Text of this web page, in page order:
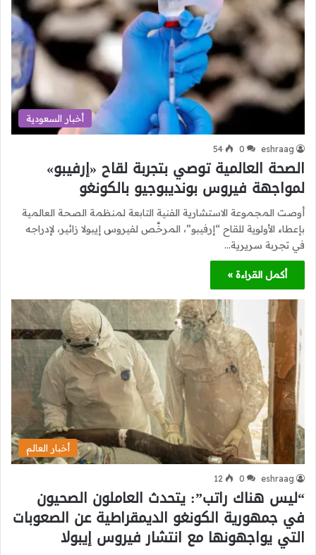
أخبار السعودية
eshraag
0
54
الصحة العالمية توصي بتجربة لقاح «إرفيبو»
لمواجهة فيروس بونديبوجيو بالكونغو
أوصت المجموعة الاستشارية الفنية التابعة لمنظمة الصحة العالمية
بإعطاء الأولوية للقاح “إرفيبو”، المرخَّص لفيروس إيبولا زائير، لإدراجه
في تجربة سريرية…
أكمل القراءة »
أخبار العالم
eshraag
0
12
“ليس هناك راتب”: يتحدث العاملون الصحيون
في جمهورية الكونغو الديمقراطية عن الصعوبات
التي يواجهونها مع انتشار فيروس إيبولا